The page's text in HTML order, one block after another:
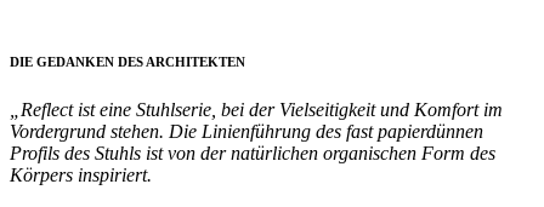
DIE GEDANKEN DES ARCHITEKTEN
„Reflect ist eine Stuhlserie, bei der Vielseitigkeit und Komfort im
Vordergrund stehen. Die Linienführung des fast papierdünnen
Profils des Stuhls ist von der natürlichen organischen Form des
Körpers inspiriert.